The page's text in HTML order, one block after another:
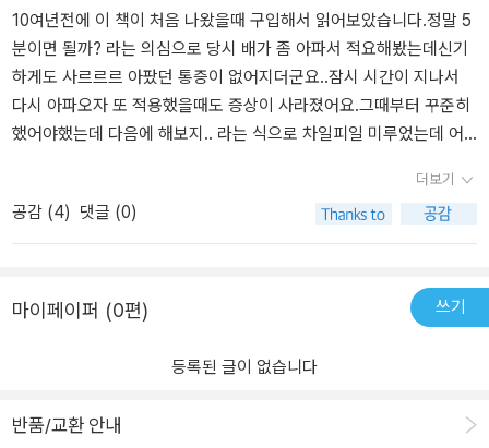
이그가 현재까지 이룩한 업적에 더하여 한의사로서의 전문 지식과 오
랜 임상경험, 사례 수집, EFT 분야의 세계적인 연구 성과들을 집대성
하여 10년 만에 대폭 업그레이드한 가장 최신의 EFT를 정리하여 소
개하고 있다. 또한 저자가 직접 강의한 EFT 기초 강의 동영상 및 음성
자료를 무료로 제공하여 독자들의 이해를 돕는다. EFT로 해결할 수
르기 / 두통 / 피부염 / 아토피 / 복통 / 소화불량 / 위궤양 / 만성 피로 /
교통사고 후유증 / 생리통 / 당뇨병 / 비만 / 고혈압 / 기능 장애 / 각종
암 ●마음_ 스트레스 / 불면증 / 동물 공포증 / 벌레 공포증 / 고소 공
애 / 공황장애 / 우울증 / 과식.과음 / 약물 중독 / 게임 중독 / 성 탐닉 /
트라우마 / ADD.ADHD / 외상 후 스트레스 증후군 ●인생_ 대인 관계
적 트라우마 / 업무 능력 / 자신감 부족 / 사업 실패 / 목표 설정 / 투자
10여년전에 이 책이 처음 나왔을때 구입해서 읽어보았습니다.정말 5
분이면 될까? 라는 의심으로 당시 배가 좀 아파서 적요해봤는데신기
하게도 사르르르 아팠던 통증이 없어지더군요..잠시 시간이 지나서
다시 아파오자 또 적용했을때도 증상이 사라졌어요.그때부터 꾸준히
했어야했는데 다음에 해보지.. 라는 식으로 차일피일 미루었는데 어
판은 흔히 <개정판>이라 이름 달고 나온다른 책들과 달이 굉장히 두
꺼워졌고 또 거의 다른 책이라 봐도 될 정도로풍부한 사례들이 그때
보다 더 많이 있어서 정말 좋았습니다.한번쯤 구매해도 좋으실듯 하
더보기
공감 (4) 댓글 (0)
마이페이퍼 (0편) 쓰기
등록된 글이 없습니다
반품/교환 안내